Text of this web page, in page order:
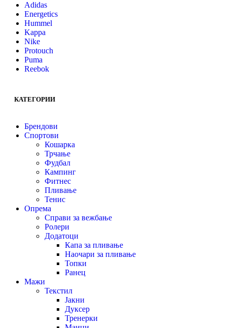
Adidas
Energetics
Hummel
Kappa
Nike
Protouch
Puma
Reebok
КАТЕГОРИИ
Брендови
Спортови
Кошарка
Трчање
Фудбал
Кампинг
Фитнес
Пливање
Тенис
Опрема
Справи за вежбање
Ролери
Додатоци
Капа за пливање
Наочари за пливање
Топки
Ранец
Мажи
Текстил
Јакни
Дуксер
Тренерки